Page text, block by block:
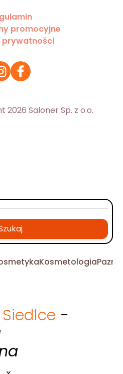
promocyjne
prywatności
2026 Saloner Sp. z o.o.
Kosmetologia
Siedlce -